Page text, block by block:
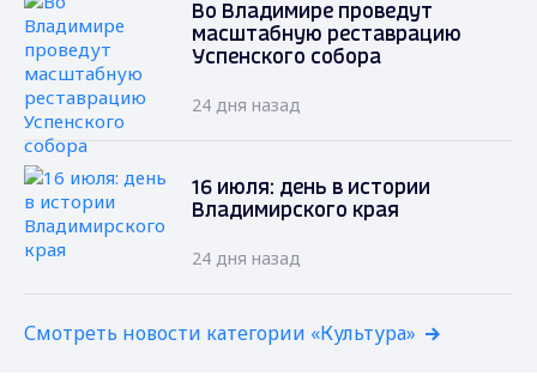
Во Владимире проведут
масштабную реставрацию
Успенского собора
24 дня назад
16 июля: день в истории
Владимирского края
24 дня назад
Смотреть новости категории «Культура»